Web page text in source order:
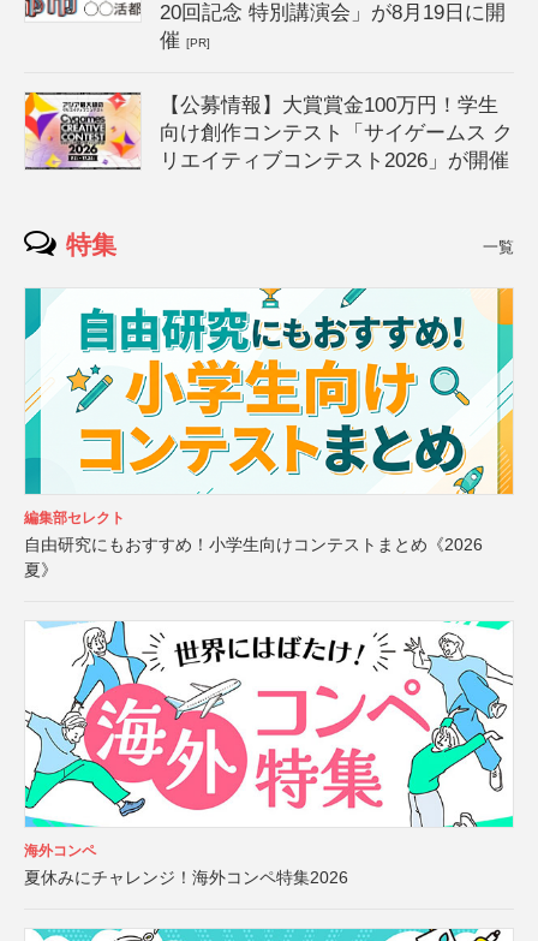
20回記念 特別講演会」が8月19日に開
催[PR]
【公募情報】大賞賞金100万円！学生
向け創作コンテスト「サイゲームス ク
リエイティブコンテスト2026」が開催
特集 一覧
編集部セレクト
自由研究にもおすすめ！小学生向けコンテストまとめ《2026
夏》
海外コンペ
夏休みにチャレンジ！海外コンペ特集2026